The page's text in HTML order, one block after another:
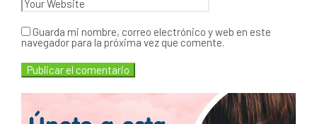
Guarda mi nombre, correo electrónico y web en este
navegador para la próxima vez que comente.